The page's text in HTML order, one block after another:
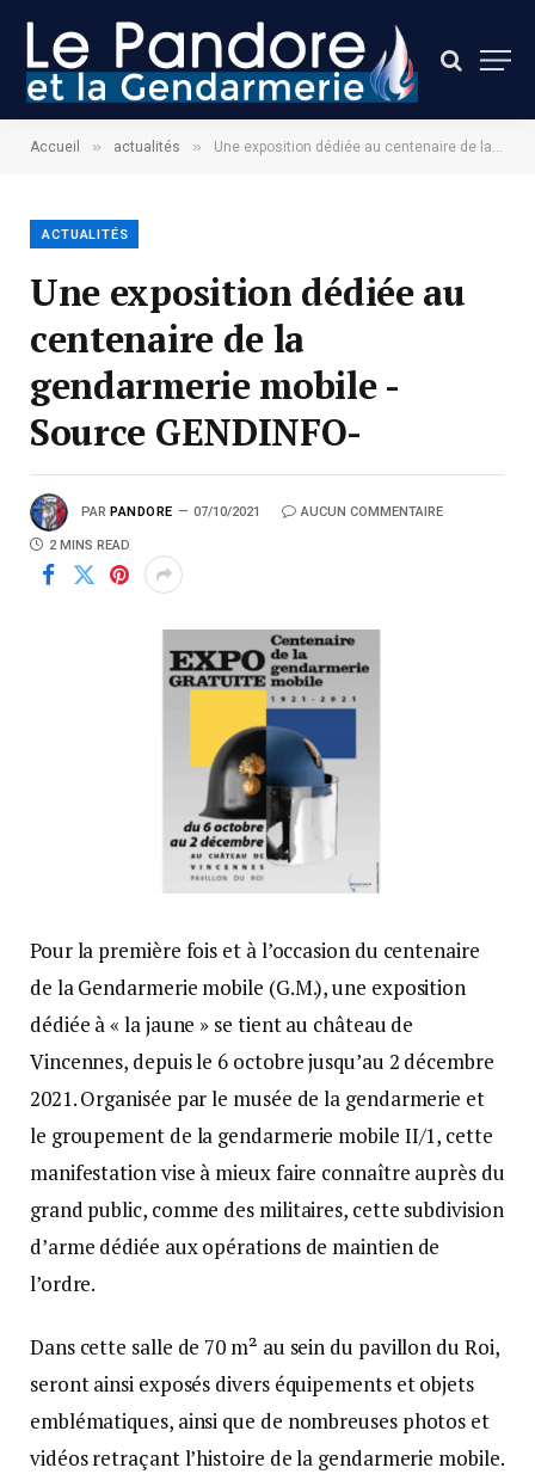
Accueil » actualités » Une exposition dédiée au centenaire de la gendarmerie mobile -Source GENDINFO-
ACTUALITÉS
Une exposition dédiée au
centenaire de la
gendarmerie mobile -
Source GENDINFO-
PAR PANDORE 07/10/2021 AUCUN COMMENTAIRE
2 MINS READ
Pour la première fois et à l’occasion du centenaire
de la Gendarmerie mobile (G.M.), une exposition
dédiée à « la jaune » se tient au château de
Vincennes, depuis le 6 octobre jusqu’au 2 décembre
2021. Organisée par le musée de la gendarmerie et
le groupement de la gendarmerie mobile II/1, cette
manifestation vise à mieux faire connaître auprès du
grand public, comme des militaires, cette subdivision
d’arme dédiée aux opérations de maintien de
l’ordre.
Dans cette salle de 70 m² au sein du pavillon du Roi,
seront ainsi exposés divers équipements et objets
emblématiques, ainsi que de nombreuses photos et
vidéos retraçant l’histoire de la gendarmerie mobile.